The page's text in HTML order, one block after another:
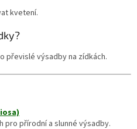
kvetení.
převislé výsadby na zídkách.
pro přírodní a slunné výsadby.